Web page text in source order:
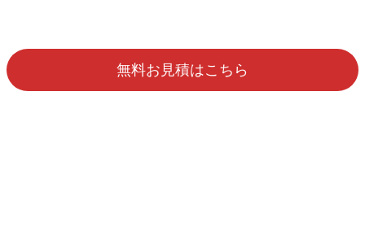
無料お見積はこちら